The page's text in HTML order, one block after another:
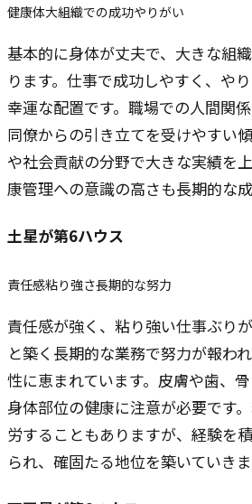
健康体大組織での成功やりがい
基本的に身体が丈夫で、大きな組
ります。仕事で成功しやすく、や
幸運な配置です。職場での人間関
同僚からの引き立てを受けやすい
や社会貢献の分野で大きな実績を
康管理への意識の高さも長期的な成
土星が第6ハウス
責任感粘り強さ長期的な努力
責任感が強く、粘り強い仕事ぶり
と築く長期的な業務で努力が報わ
性に恵まれています。皮膚や歯、
身体部位の健康に注意が必要です
労することもありますが、経験を
られ、確固たる地位を築いていきま